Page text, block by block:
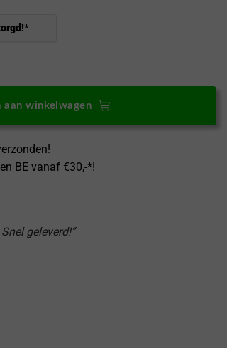
Koord aantal
aan winkelwagen
BE vanaf €30,-*!
geleverd!”